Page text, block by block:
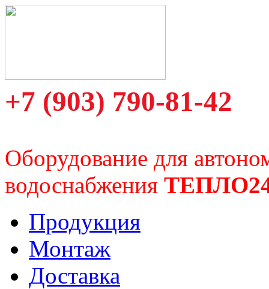
+7 (903) 790-81-42
Оборудование для
водоснабжения
Продукция
Монтаж
Доставка